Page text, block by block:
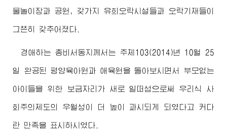
물놀이장과 공원, 갖가지 유희오락시설들과 오락기재들이
그쯘히 갖추어졌다.
경애하는 총비서동지 께서는 주체103(2014)년 10월 25
일 완공된 평양육아원과 애육원을 돌아보시면서 부모없는
아이들을 위한 보금자리가 새로 일떠섬으로써 우리식 사
회주의제도의 우월성이 더 높이 과시되게 되였다고 커다
란 만족을 표시하시였다.